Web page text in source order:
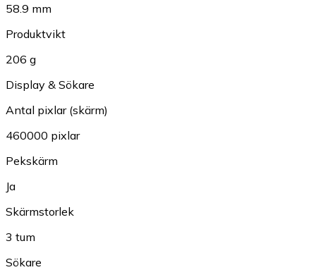
58.9 mm
Produktvikt
206 g
Display & Sökare
Antal pixlar (skärm)
460000 pixlar
Pekskärm
Ja
Skärmstorlek
3 tum
Sökare